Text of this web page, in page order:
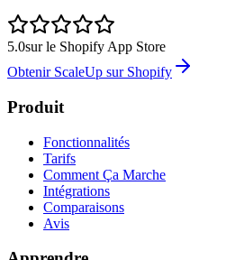
5.0sur le Shopify App Store
Obtenir ScaleUp sur Shopify
Produit
Fonctionnalités
Tarifs
Comment Ça Marche
Intégrations
Comparaisons
Avis